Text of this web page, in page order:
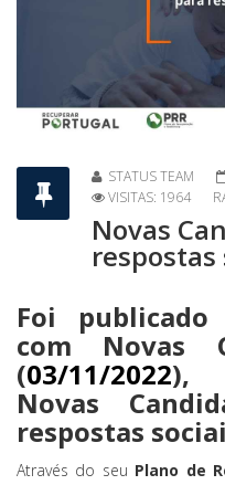
STATUS TEAM
VISITAS: 1964
Novas
respostas
Foi publicado
com Novas
(03/11/2022),
Novas
respostas
Através do seu Plano de